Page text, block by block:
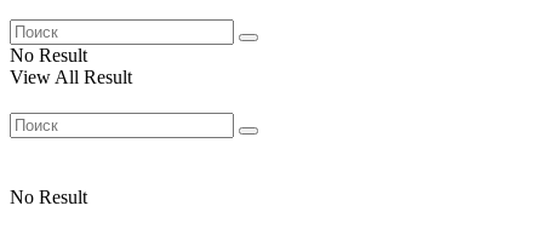
No Result
View All Result
No Result